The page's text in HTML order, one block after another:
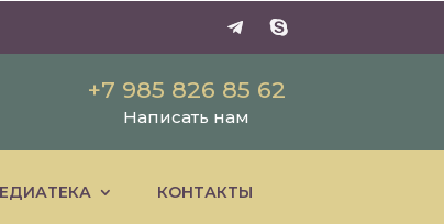
+7 985 826 85 62
Написать нам
КОНТАКТЫ